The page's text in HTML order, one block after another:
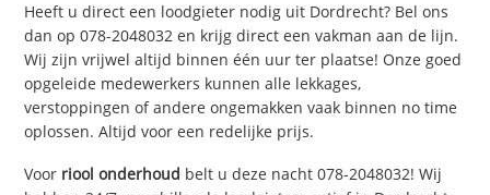
Heeft u direct een loodgieter nodig uit Dordrecht? Bel ons
dan op 078-2048032 en krijg direct een vakman aan de lijn.
Wij zijn vrijwel altijd binnen één uur ter plaatse! Onze goed
opgeleide medewerkers kunnen alle lekkages,
verstoppingen of andere ongemakken vaak binnen no time
oplossen. Altijd voor een redelijke prijs.
Voor riool onderhoud belt u deze nacht 078-2048032! Wij